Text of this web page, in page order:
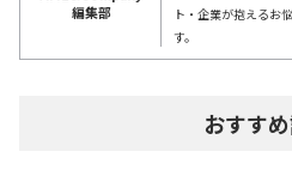
編集部
ト・企業が抱えるお
す。
おすす